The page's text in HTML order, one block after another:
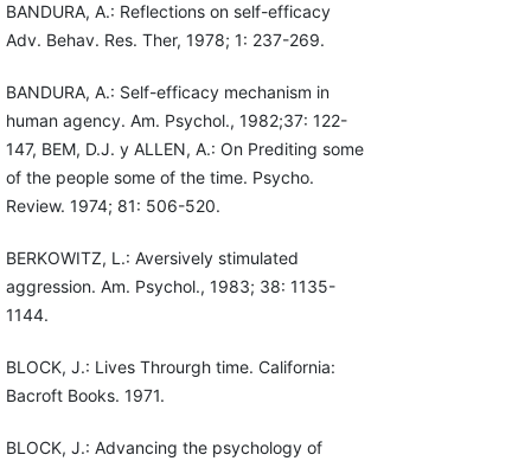
BANDURA, A.: Reflections on self-efficacy
Adv. Behav. Res. Ther, 1978; 1: 237-269.
BANDURA, A.: Self-efficacy mechanism in
human agency. Am. Psychol., 1982;37: 122-
147, BEM, D.J. y ALLEN, A.: On Prediting some
of the people some of the time. Psycho.
Review. 1974; 81: 506-520.
BERKOWITZ, L.: Aversively stimulated
aggression. Am. Psychol., 1983; 38: 1135-
1144.
BLOCK, J.: Lives Throurgh time. California:
Bacroft Books. 1971.
BLOCK, J.: Advancing the psychology of